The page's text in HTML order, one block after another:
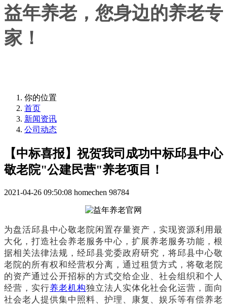
益年养老，您身边的养老专
家！
你的位置
首页
新闻资讯
公司动态
【中标喜报】祝贺我司成功中标邱县中心
敬老院"公建民营"养老项目！
2021-04-26 09:50:08 homechen 98784
为盘活邱县中心敬老院闲置存量资产，实现资源利用最
大化，打造社会养老服务中心，扩展养老服务功能，根
据相关法律法规，经邱县党委政府研究，将邱县中心敬
老院的所有权和经营权分离，通过租赁方式，将敬老院
的资产通过公开招标的方式交给企业、社会组织和个人
经营，实行养老机构独立法人实体化社会化运营，面向
社会老人提供集中照料、护理、康复、娱乐等有偿养老